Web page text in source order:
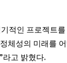
인 프로젝트를
체성의 미래를
고 밝혔다.